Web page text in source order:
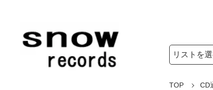
検索リストの
TOP CD